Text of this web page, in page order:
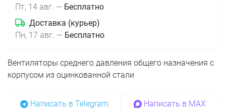
Пт, 14 авг. — Бесплатно
Доставка (курьер)
Пн, 17 авг. — Бесплатно
Вентиляторы среднего давления общего назначения с
корпусом из оцинкованной стали
Написать в Telegram Написать в MAX